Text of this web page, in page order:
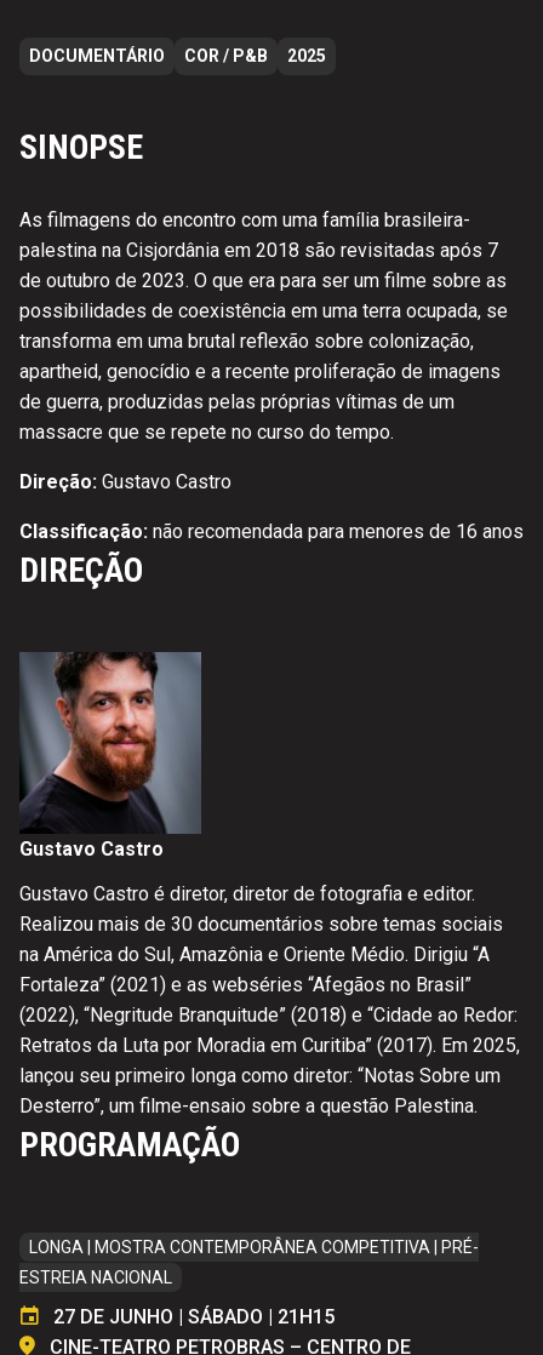
DOCUMENTÁRIO COR / P&B 2025
SINOPSE
As filmagens do encontro com uma família brasileira-
palestina na Cisjordânia em 2018 são revisitadas após 7
de outubro de 2023. O que era para ser um filme sobre as
possibilidades de coexistência em uma terra ocupada, se
transforma em uma brutal reflexão sobre colonização,
apartheid, genocídio e a recente proliferação de imagens
de guerra, produzidas pelas próprias vítimas de um
massacre que se repete no curso do tempo.
Direção: Gustavo Castro
Classificação: não recomendada para menores de 16 anos
DIREÇÃO
Gustavo Castro
Gustavo Castro é diretor, diretor de fotografia e editor.
Realizou mais de 30 documentários sobre temas sociais
na América do Sul, Amazônia e Oriente Médio. Dirigiu “A
Fortaleza” (2021) e as webséries “Afegãos no Brasil”
(2022), “Negritude Branquitude” (2018) e “Cidade ao Redor:
Retratos da Luta por Moradia em Curitiba” (2017). Em 2025,
lançou seu primeiro longa como diretor: “Notas Sobre um
Desterro”, um filme-ensaio sobre a questão Palestina.
PROGRAMAÇÃO
LONGA | MOSTRA CONTEMPORÂNEA COMPETITIVA | PRÉ-
ESTREIA NACIONAL
27 DE JUNHO | SÁBADO | 21H15
CINE-TEATRO PETROBRAS – CENTRO DE